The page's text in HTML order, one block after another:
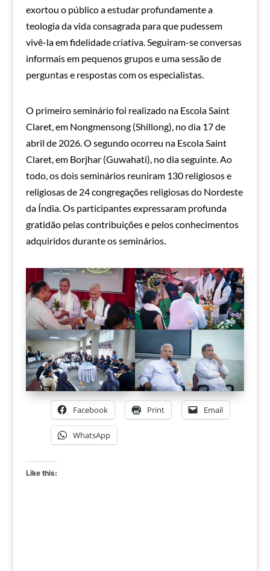
exortou o público a estudar profundamente a
teologia da vida consagrada para que pudessem
vivê-la em fidelidade criativa. Seguiram-se conversas
informais em pequenos grupos e uma sessão de
perguntas e respostas com os especialistas.
O primeiro seminário foi realizado na Escola Saint
Claret, em Nongmensong (Shillong), no dia 17 de
abril de 2026. O segundo ocorreu na Escola Saint
Claret, em Borjhar (Guwahati), no dia seguinte. Ao
todo, os dois seminários reuniram 130 religiosos e
religiosas de 24 congregações religiosas do Nordeste
da Índia. Os participantes expressaram profunda
gratidão pelas contribuições e pelos conhecimentos
adquiridos durante os seminários.
Facebook Print Email
WhatsApp
Like this: